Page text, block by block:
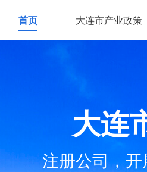
首页 大连市产业政策
大连
注册公司，